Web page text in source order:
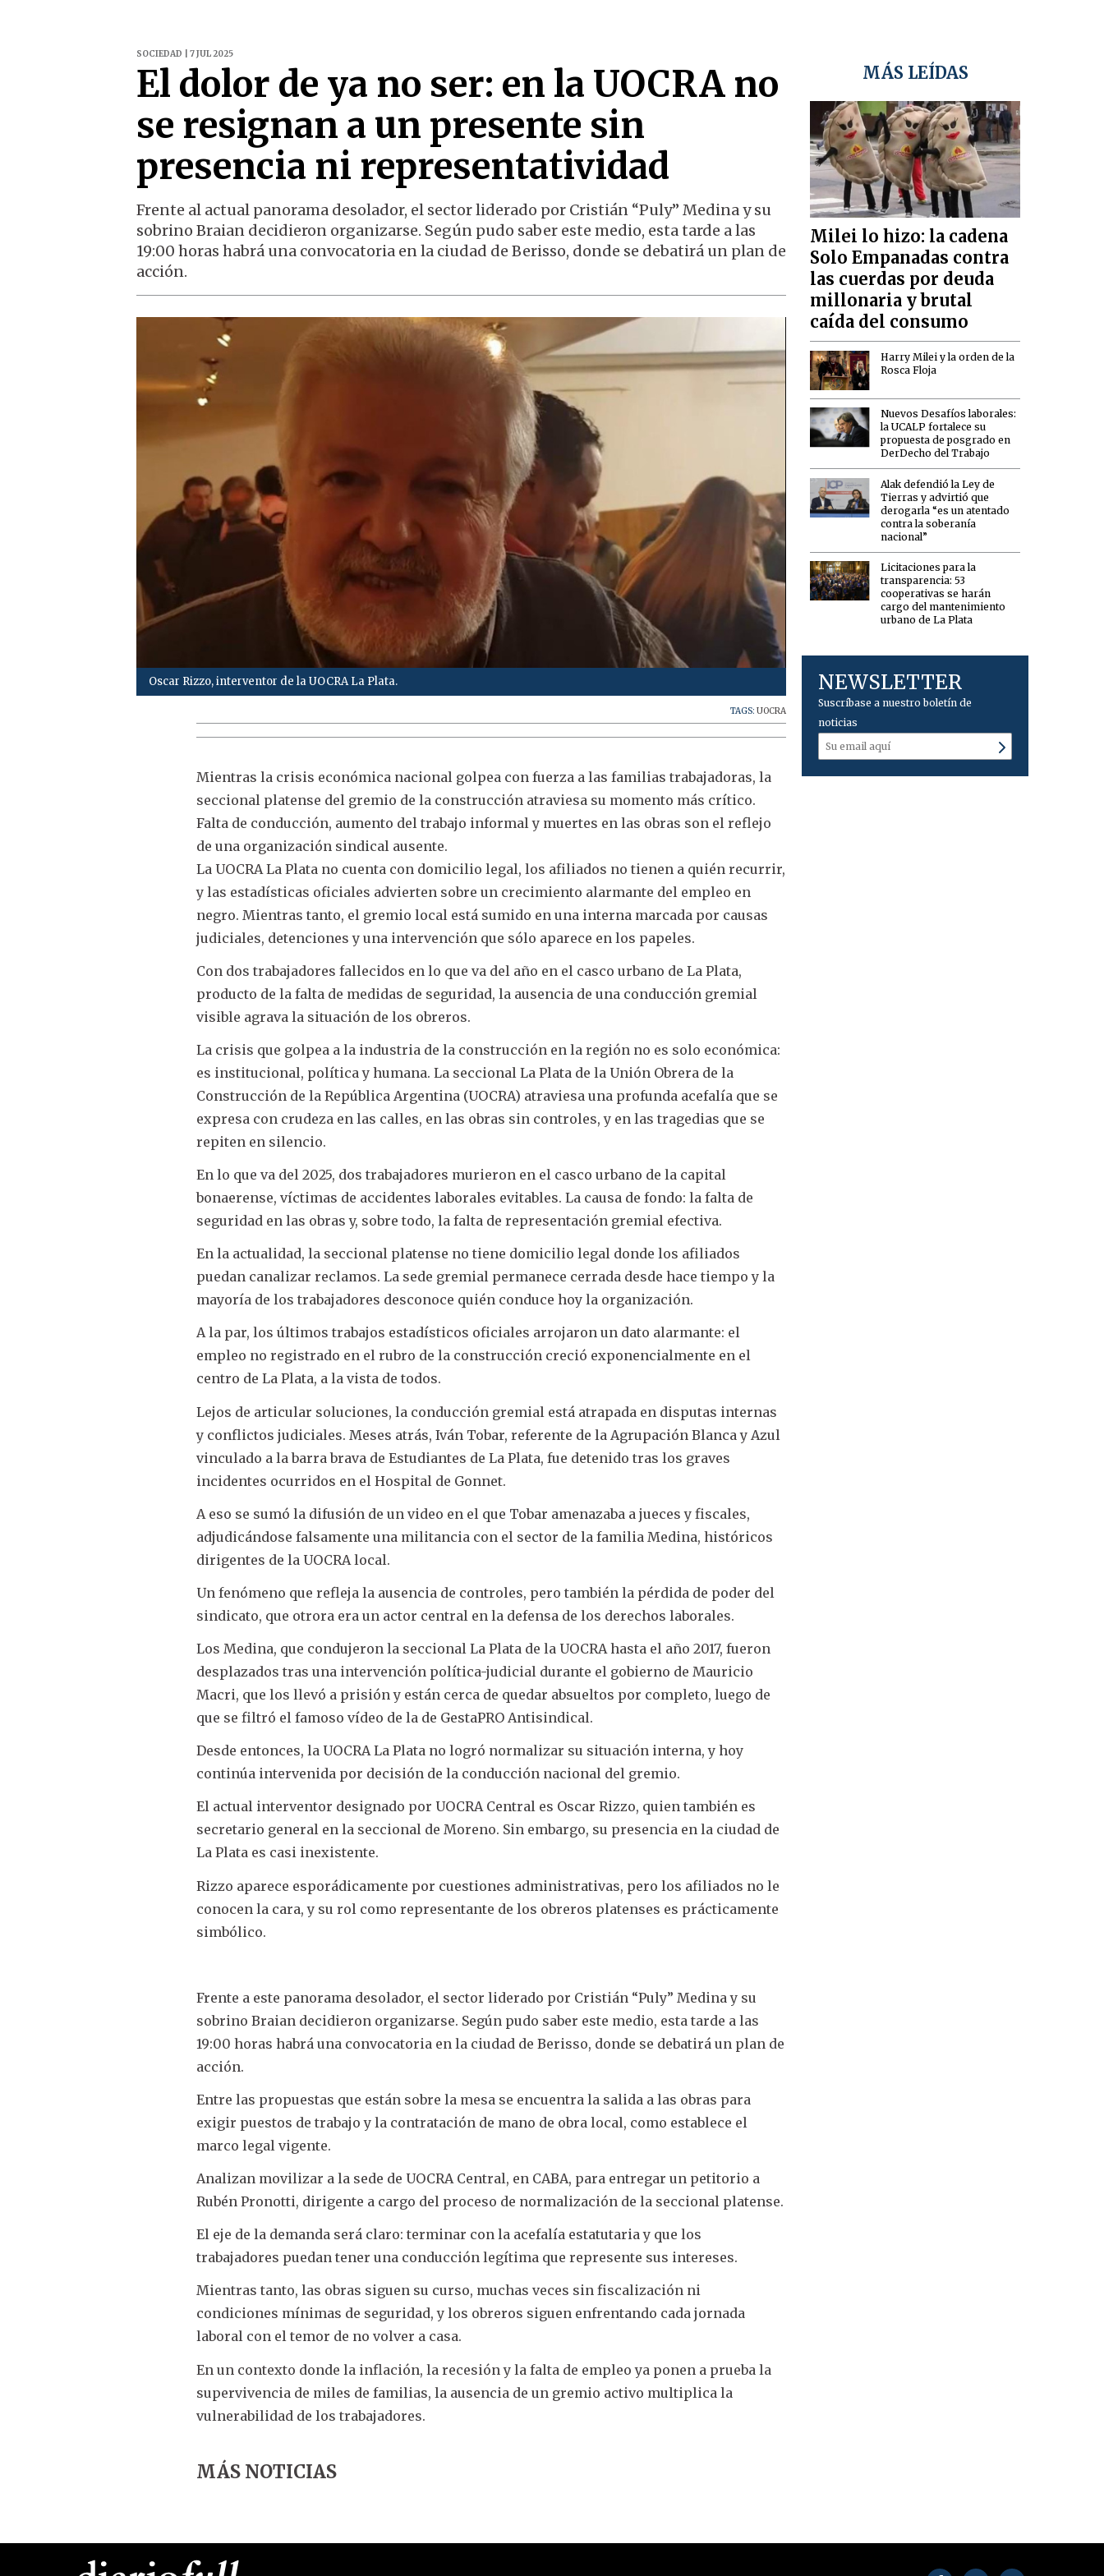
SOCIEDAD | 7 JUL 2025
El dolor de ya no ser: en la UOCRA no
se resignan a un presente sin
presencia ni representatividad
Frente al actual panorama desolador, el sector liderado por Cristián “Puly” Medina y su
sobrino Braian decidieron organizarse. Según pudo saber este medio, esta tarde a las
19:00 horas habrá una convocatoria en la ciudad de Berisso, donde se debatirá un plan de
acción.
Oscar Rizzo, interventor de la UOCRA La Plata. Oscar Rizzo, interventor de la UOCRA La Plata.
TAGS:UOCRA
Mientras la crisis económica nacional golpea con fuerza a las familias trabajadoras, la
seccional platense del gremio de la construcción atraviesa su momento más crítico.
Falta de conducción, aumento del trabajo informal y muertes en las obras son el reflejo
de una organización sindical ausente.
La UOCRA La Plata no cuenta con domicilio legal, los afiliados no tienen a quién recurrir,
y las estadísticas oficiales advierten sobre un crecimiento alarmante del empleo en
negro. Mientras tanto, el gremio local está sumido en una interna marcada por causas
judiciales, detenciones y una intervención que sólo aparece en los papeles.
Con dos trabajadores fallecidos en lo que va del año en el casco urbano de La Plata,
producto de la falta de medidas de seguridad, la ausencia de una conducción gremial
visible agrava la situación de los obreros.
La crisis que golpea a la industria de la construcción en la región no es solo económica:
es institucional, política y humana. La seccional La Plata de la Unión Obrera de la
Construcción de la República Argentina (UOCRA) atraviesa una profunda acefalía que se
expresa con crudeza en las calles, en las obras sin controles, y en las tragedias que se
repiten en silencio.
En lo que va del 2025, dos trabajadores murieron en el casco urbano de la capital
bonaerense, víctimas de accidentes laborales evitables. La causa de fondo: la falta de
seguridad en las obras y, sobre todo, la falta de representación gremial efectiva.
En la actualidad, la seccional platense no tiene domicilio legal donde los afiliados
puedan canalizar reclamos. La sede gremial permanece cerrada desde hace tiempo y la
mayoría de los trabajadores desconoce quién conduce hoy la organización.
A la par, los últimos trabajos estadísticos oficiales arrojaron un dato alarmante: el
empleo no registrado en el rubro de la construcción creció exponencialmente en el
centro de La Plata, a la vista de todos.
Lejos de articular soluciones, la conducción gremial está atrapada en disputas internas
y conflictos judiciales. Meses atrás, Iván Tobar, referente de la Agrupación Blanca y Azul
vinculado a la barra brava de Estudiantes de La Plata, fue detenido tras los graves
incidentes ocurridos en el Hospital de Gonnet.
A eso se sumó la difusión de un video en el que Tobar amenazaba a jueces y fiscales,
adjudicándose falsamente una militancia con el sector de la familia Medina, históricos
dirigentes de la UOCRA local.
Un fenómeno que refleja la ausencia de controles, pero también la pérdida de poder del
sindicato, que otrora era un actor central en la defensa de los derechos laborales.
Los Medina, que condujeron la seccional La Plata de la UOCRA hasta el año 2017, fueron
desplazados tras una intervención política-judicial durante el gobierno de Mauricio
Macri, que los llevó a prisión y están cerca de quedar absueltos por completo, luego de
que se filtró el famoso vídeo de la de GestaPRO Antisindical.
Desde entonces, la UOCRA La Plata no logró normalizar su situación interna, y hoy
continúa intervenida por decisión de la conducción nacional del gremio.
El actual interventor designado por UOCRA Central es Oscar Rizzo, quien también es
secretario general en la seccional de Moreno. Sin embargo, su presencia en la ciudad de
La Plata es casi inexistente.
Rizzo aparece esporádicamente por cuestiones administrativas, pero los afiliados no le
conocen la cara, y su rol como representante de los obreros platenses es prácticamente
simbólico.
Frente a este panorama desolador, el sector liderado por Cristián “Puly” Medina y su
sobrino Braian decidieron organizarse. Según pudo saber este medio, esta tarde a las
19:00 horas habrá una convocatoria en la ciudad de Berisso, donde se debatirá un plan de
acción.
Entre las propuestas que están sobre la mesa se encuentra la salida a las obras para
exigir puestos de trabajo y la contratación de mano de obra local, como establece el
marco legal vigente.
Analizan movilizar a la sede de UOCRA Central, en CABA, para entregar un petitorio a
Rubén Pronotti, dirigente a cargo del proceso de normalización de la seccional platense.
El eje de la demanda será claro: terminar con la acefalía estatutaria y que los
trabajadores puedan tener una conducción legítima que represente sus intereses.
Mientras tanto, las obras siguen su curso, muchas veces sin fiscalización ni
condiciones mínimas de seguridad, y los obreros siguen enfrentando cada jornada
laboral con el temor de no volver a casa.
En un contexto donde la inflación, la recesión y la falta de empleo ya ponen a prueba la
supervivencia de miles de familias, la ausencia de un gremio activo multiplica la
vulnerabilidad de los trabajadores.
MÁS NOTICIAS
MÁS LEÍDAS
Milei lo hizo: la cadena
Solo Empanadas contra
las cuerdas por deuda
millonaria y brutal
caída del consumo
Harry Milei y la orden de la
Rosca Floja
Nuevos Desafíos laborales:
la UCALP fortalece su
propuesta de posgrado en
DerDecho del Trabajo
Alak defendió la Ley de
Tierras y advirtió que
derogarla “es un atentado
contra la soberanía
nacional”
Licitaciones para la
transparencia: 53
cooperativas se harán
cargo del mantenimiento
urbano de La Plata
NEWSLETTER
Suscríbase a nuestro boletín de
noticias